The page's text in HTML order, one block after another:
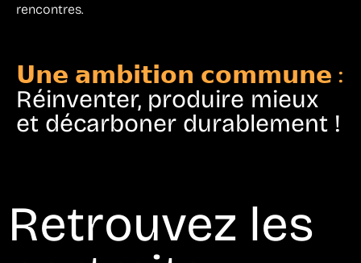
rencontres.
𝗨𝗻𝗲 𝗮𝗺𝗯𝗶𝘁𝗶𝗼𝗻 𝗰𝗼𝗺𝗺𝘂𝗻𝗲 :
Réinventer, produire mieux
et décarboner durablement !
Retrouvez les